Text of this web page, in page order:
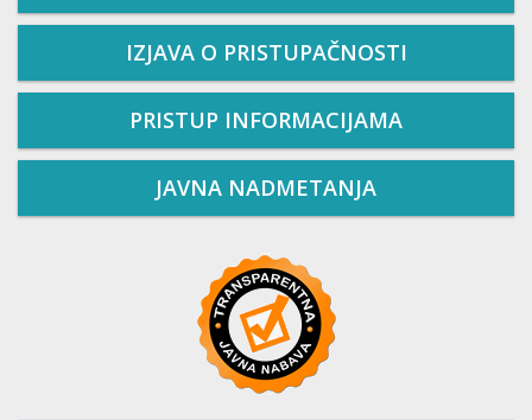
IZJAVA O PRISTUPAČNOSTI
PRISTUP INFORMACIJAMA
JAVNA NADMETANJA